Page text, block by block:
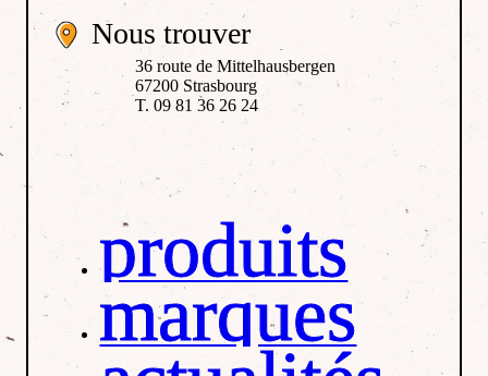
Nous trouver
36 route de Mittelhausbergen
67200 Strasbourg
T. 09 81 36 26 24
produits
marques